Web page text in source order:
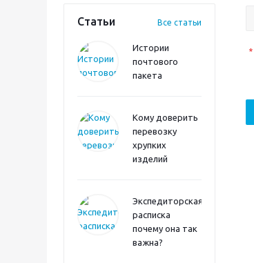
Статьи Все статьи
Истории
почтового
пакета
Кому доверить
перевозку
хрупких
изделий
Экспедиторская
расписка
почему она так
важна?
*